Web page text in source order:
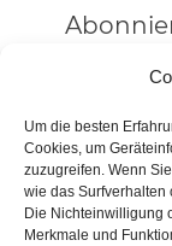
Um die besten
Cookies, um
zuzugreifen. Wenn
wie das Surfverhalten
Die Nichteinwilligung
Merkmale und
Vorname
Email
Alle